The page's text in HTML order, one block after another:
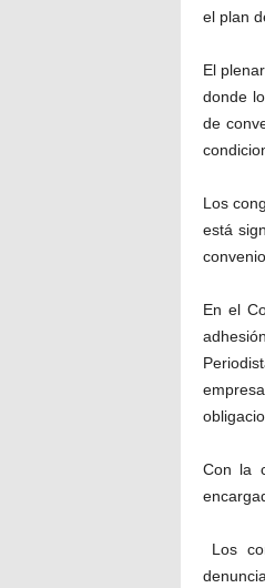
el plan
El
donde
de
Los
está
En el
Con la
Los